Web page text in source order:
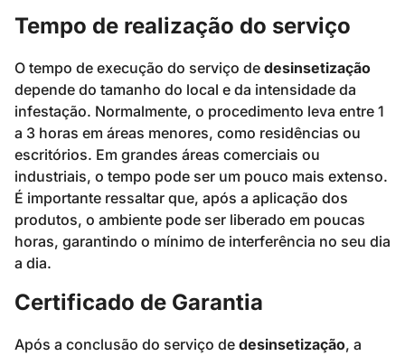
Tempo de realização do serviço
O tempo de execução do serviço de desinsetização
depende do tamanho do local e da intensidade da
infestação. Normalmente, o procedimento leva entre 1
a 3 horas em áreas menores, como residências ou
escritórios. Em grandes áreas comerciais ou
industriais, o tempo pode ser um pouco mais extenso.
É importante ressaltar que, após a aplicação dos
produtos, o ambiente pode ser liberado em poucas
horas, garantindo o mínimo de interferência no seu dia
a dia.
Certificado de Garantia
Após a conclusão do serviço de desinsetização, a